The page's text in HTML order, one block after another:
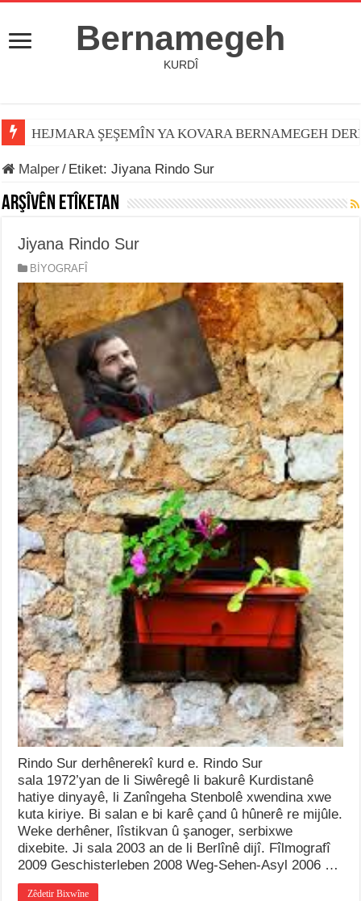
Bernamegeh
KURDÎ
HEJMARA ŞEŞEMÎN YA KOVARA BERNAMEGEH
Malper/ Etiket:Jiyana Rindo Sur
Arşîvên Etîketan
Jiyana Rindo Sur
BİYOGRAFÎ
Rindo Sur derhênerekî kurd e. Rindo Sur
sala 1972’yan de li Siwêregê li bakurê Kurdistanê
hatiye dinyayê, li Zanîngeha Stenbolê xwendina xwe
kuta kiriye. Bi salan e bi karê çand û hûnerê re mijûle.
Weke derhêner, lîstikvan û şanoger, serbixwe
dixebite. Ji sala 2003 an de li Berlînê dijî. Fîlmografî
2009 Geschisterleben 2008 Weg-Sehen-Asyl 2006 …
Zêdetir Bixwîne